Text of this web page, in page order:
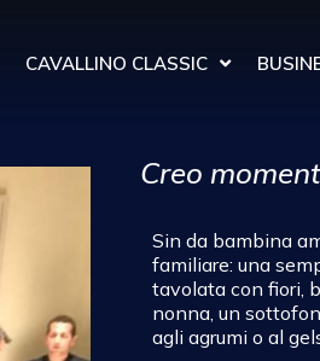
CAVALLINO CLASSIC
Creo
Sin da bambina
familiare: una
tavolata con fiori,
nonna, un
agli agrumi o al